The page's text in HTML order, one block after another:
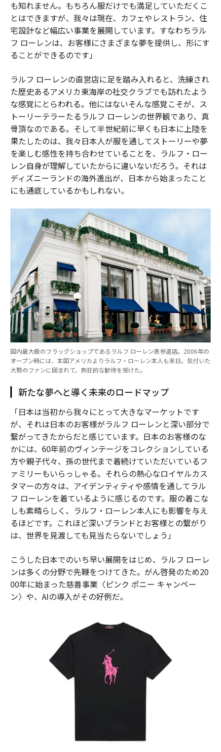
も知れません。もちろん服だけでも満足していただくこ
とはできますが、我々は現在、カフェやレストラン、住
宅設計など幅広い事業を展開しています。すなわちラル
フ ローレンは、お客様にさまざまな夢を提供し、形にす
ることができるのです」
ラルフ ローレンの直営店に足を踏み入れると、洗練され
た歴史あるアメリカ東海岸の社交クラブでも訪れたよう
な感覚にとらわれる。他にはないそんな感覚こそが、ス
トーリーテラーたるラルフ ローレンの世界観であり、真
骨頂なのである。そして半世紀前に早くも日本に上陸を
果たしたのは、我々日本人が服を通してストーリーや夢
を楽しむ感性を持ち合わせていることを、ラルフ・ロー
レン自身が理解していたからに違いないだろう。それは
ディズニーランドの海外進出が、日本から始まったこと
にも通底しているかもしれない。
国内最大級のフラッグショップであるラルフ ローレン表参道店。2006年の
オープン時には、本国アメリカよりラルフ・ローレン本人も来日。気付いた
大勢のファンに囲まれて、熱狂的な歓待を受けた。
新たな夢へと導く未来のロードマップ
「日本は当初から我々にとって大きなマーケットです
が、それは日本のお客様がラルフ ローレンと深い部分で
繋がってきたからだと感じています。日本のお客様のな
かには、60年前のヴィンテージをコレクションしている
方や親子代々、孫の世代まで着続けていただいているフ
ァミリーもいらっしゃる。それらの熱心なロイヤルカス
タマーの方々は、アイデンティティや感情を通してラル
フ ローレンを着ているように感じるのです。服の着こな
しも素晴らしく、ラルフ・ローレン本人にも影響を与え
るほどです。これほど深いブランドとお客様との繋がり
は、世界を見渡しても見当たらないでしょう」
こうした日本でのいち早い展開をはじめ、ラルフ ローレ
ンは多くの分野で先鞭をつけてきた。がん啓発のため20
00年に始まった慈善事業〈ピンク ポニー キャンペー
ン〉や、AIの導入がその好例だ。